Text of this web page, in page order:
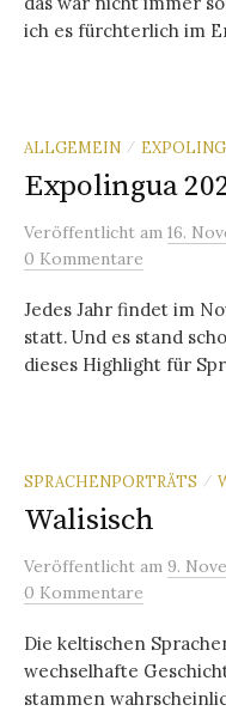
ich es fürchterlich im
ALLGEMEIN /
Expolingua
Veröffentlicht am 16.
0 Kommentare
Jedes Jahr findet im
statt. Und es stand
dieses Highlight für
SPRACHENPORTRÄTS /
Walisisch
Veröffentlicht am 9.
0 Kommentare
Die keltischen
wechselhafte
stammen